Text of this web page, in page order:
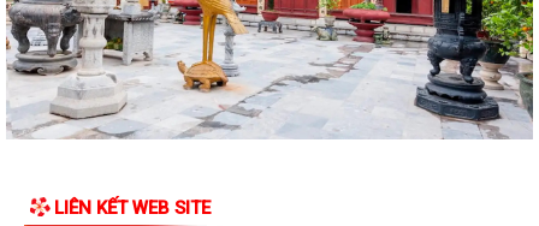
Hướng dẫn Cài đặt và sử dụng ứng dụng Công dân số Smart Hải
Phòng
Lịch công tác của UBND xã Tuần 29 (từ 13/07/2026 đến 19/07/2026)
LIÊN KẾT WEB SITE